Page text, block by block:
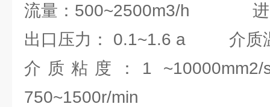
流量：500~2500m3/h 进
出口压力： 0.1~1.6 a 介质
介质粘度：1
750~1500r/min